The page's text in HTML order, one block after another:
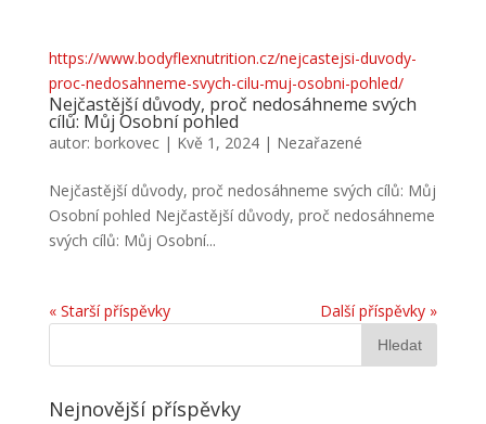
https://www.bodyflexnutrition.cz/nejcastejsi-duvody-
proc-nedosahneme-svych-cilu-muj-osobni-pohled/
Nejčastější důvody, proč nedosáhneme svých
cílů: Můj Osobní pohled
autor: borkovec| Kvě 1, 2024| Nezařazené
Nejčastější důvody, proč nedosáhneme svých cílů: Můj
Osobní pohled Nejčastější důvody, proč nedosáhneme
svých cílů: Můj Osobní...
« Starší příspěvky Další příspěvky »
Nejnovější příspěvky